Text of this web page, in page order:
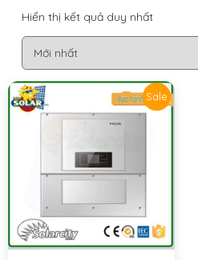
Hiển thị kết quả duy nhất
Sale